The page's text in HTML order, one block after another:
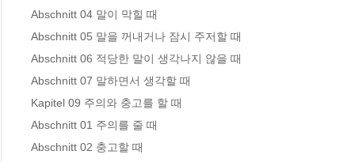
Abschnitt 04 말이 막힐 때
Abschnitt 05 말을 꺼내거나 잠시 주저할 때
Abschnitt 06 적당한 말이 생각나지 않을 때
Abschnitt 07 말하면서 생각할 때
Kapitel 09 주의와 충고를 할 때
Abschnitt 01 주의를 줄 때
Abschnitt 02 충고할 때